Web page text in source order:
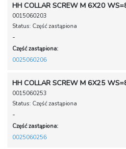
HH COLLAR SCREW M 6X20
0015060203
Status: Część zastąpiona
-
Część zastąpiona:
0025060206
HH COLLAR SCREW M 6X25
0015060253
Status: Część zastąpiona
-
Część zastąpiona:
0025060256